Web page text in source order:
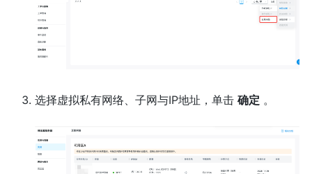
选择虚拟私有网络、子网与IP地址，单击 确定 。